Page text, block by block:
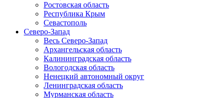
Ростовская область
Республика Крым
Севастополь
Северо-Запад
Весь Северо-Запад
Архангельская область
Калининградская область
Вологодская область
Ненецкий автономный округ
Ленинградская область
Мурманская область